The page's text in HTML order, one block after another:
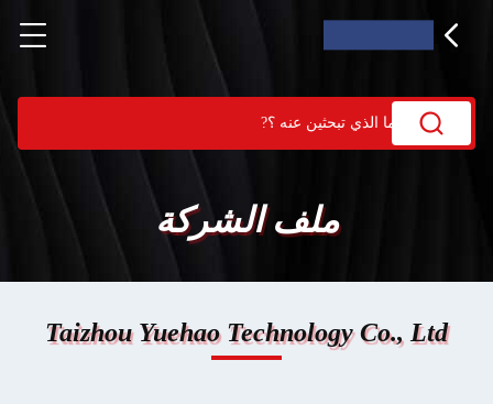
ملف الشركة
Taizhou Yuehao Technology Co., Ltd